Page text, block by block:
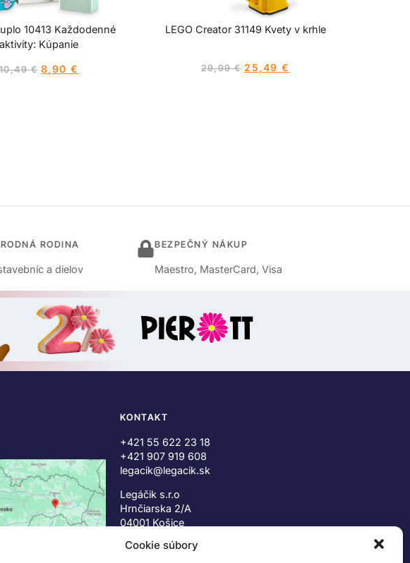
Cookie súbory
10413 Každodenné
aktivity: Kúpanie
10,49€ 8,90€
LEGO Creator 31149 Kvety v krhle
29,99€ 25,49 €
RODINA
a dielov
BEZPEČNÝ NÁKUP
Maestro, MasterCard, Visa
KONTAKT
+421 55 622 23 18
+421 907 919 608
legacik@legacik.sk
Legáčik s.r.o
Hrnčiarska 2/A
04001 Košice